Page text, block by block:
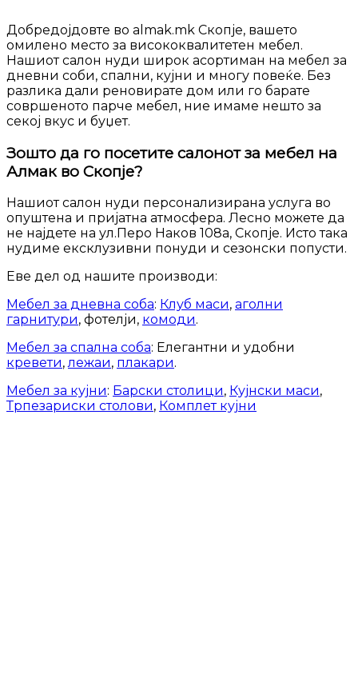
Добредојдовте во almak.mk Скопје, вашето
омилено место за висококвалитетен мебел.
Нашиот салон нуди широк асортиман на мебел за
дневни соби, спални, кујни и многу повеќе. Без
разлика дали реновирате дом или го барате
совршеното парче мебел, ние имаме нешто за
секој вкус и буџет.
Зошто да го посетите салонот за мебел на
Алмак во Скопје?
Нашиот салон нуди персонализирана услуга во
опуштена и пријатна атмосфера. Лесно можете да
не најдете на ул.Перо Наков 108а, Скопје. Исто така
нудиме ексклузивни понуди и сезонски попусти.
Еве дел од нашите производи:
Мебел за дневна соба: Клуб маси, аголни
гарнитури, фотелји, комоди.
Мебел за спална соба: Елегантни и удобни
кревети,лежаи, плакари.
Мебел за кујни: Барски столици, Кујнски маси,
Трпезариски столови, Комплет кујни